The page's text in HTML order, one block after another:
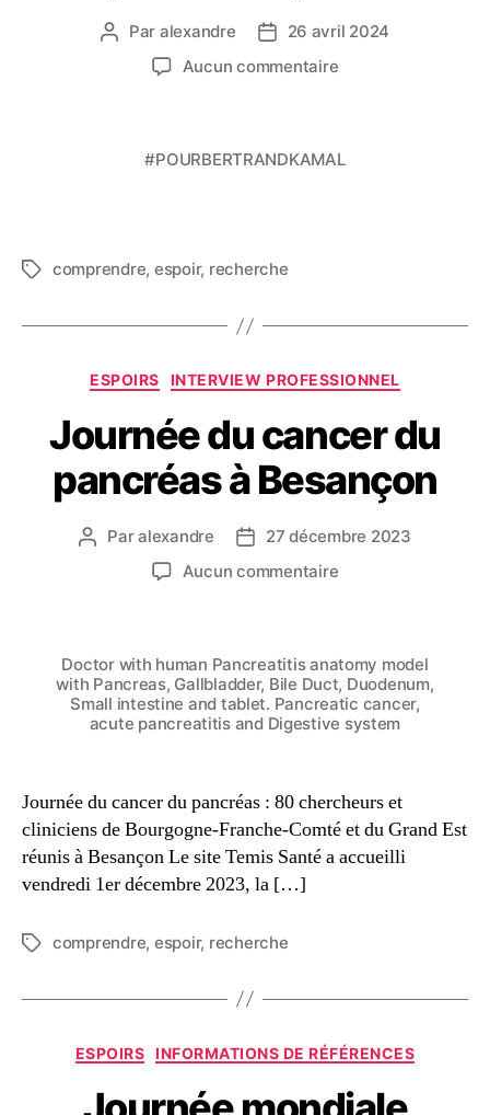
Par alexandre
26 avril 2024
Aucun commentaire
#POURBERTRANDKAMAL
comprendre, espoir, recherche
ESPOIRS INTERVIEW PROFESSIONNEL
Journée du cancer du
pancréas à Besançon
Paralexandre
27 décembre 2023
Aucun commentaire
Doctor with human Pancreatitis anatomy model
with Pancreas, Gallbladder, Bile Duct, Duodenum,
Small intestine and tablet. Pancreatic cancer,
acute pancreatitis and Digestive system
Journée du cancer du pancréas : 80 chercheurs et
cliniciens de Bourgogne-Franche-Comté et du Grand Est
réunis à Besançon Le site Temis Santé a accueilli
vendredi 1er décembre 2023, la […]
comprendre, espoir, recherche
ESPOIRS INFORMATIONS DE RÉFÉRENCES